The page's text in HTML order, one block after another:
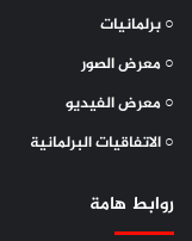
○ برلمانيات
○ معرض الصور
○ معرض الفيديو
○ الاتفاقيات البرلمانية
روابط هامة